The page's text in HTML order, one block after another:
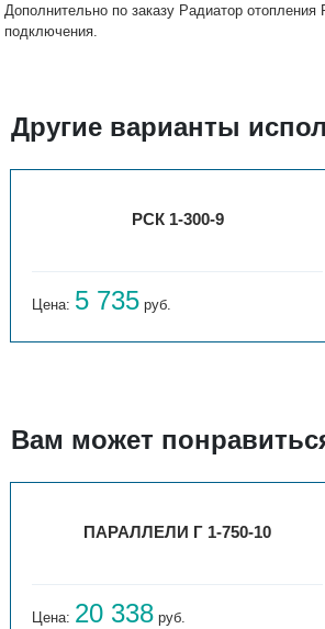
Дополнительно по заказу Радиатор
подключения.
Другие варианты
РСК 1-300-9
Цена: 5 735 руб.
Вам может
ПАРАЛЛЕЛИ Г 1-750-10
Цена: 20 338 руб.